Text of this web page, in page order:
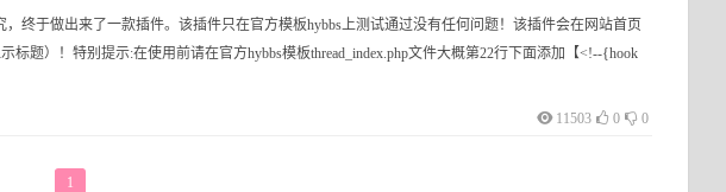
终于做出来了一款插件。该插件只在官方模板hybbs上测试通过没有任何问题！该插件会在网站首页
题）！特别提示:在使用前请在官方hybbs模板thread_index.php文件大概第22行下面添加【<!--{hook
0
0
11503
1